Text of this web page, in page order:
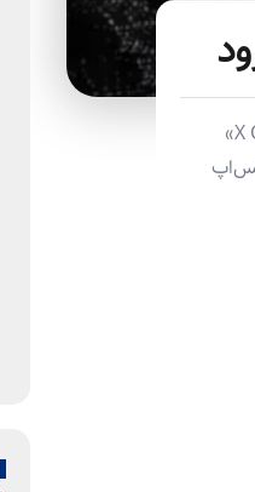
ایلان ماسک، میلیاردر مشهور و مدیرعامل تسلا و اسپیس‌ایکس، قصد دارد یک پیام‌رسان مستقل به نام «X Chat»